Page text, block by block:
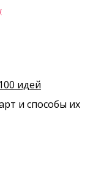
100 идей
и способы их